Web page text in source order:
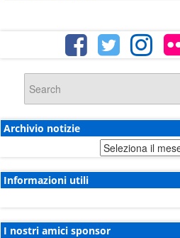
Archivio notizie
Archivio
Informazioni utili
I nostri amici sponsor